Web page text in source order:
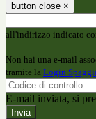
button close ×
all'indirizzo indicato
Non hai una e-mail
tramite la Login
E-mail inviata, si